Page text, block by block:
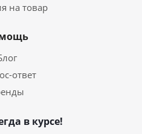
на товар
ответ
в курсе!